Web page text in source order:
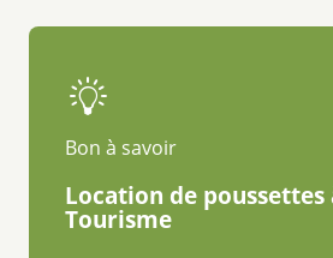
Bon à savoir
Location de poussettes
Tourisme